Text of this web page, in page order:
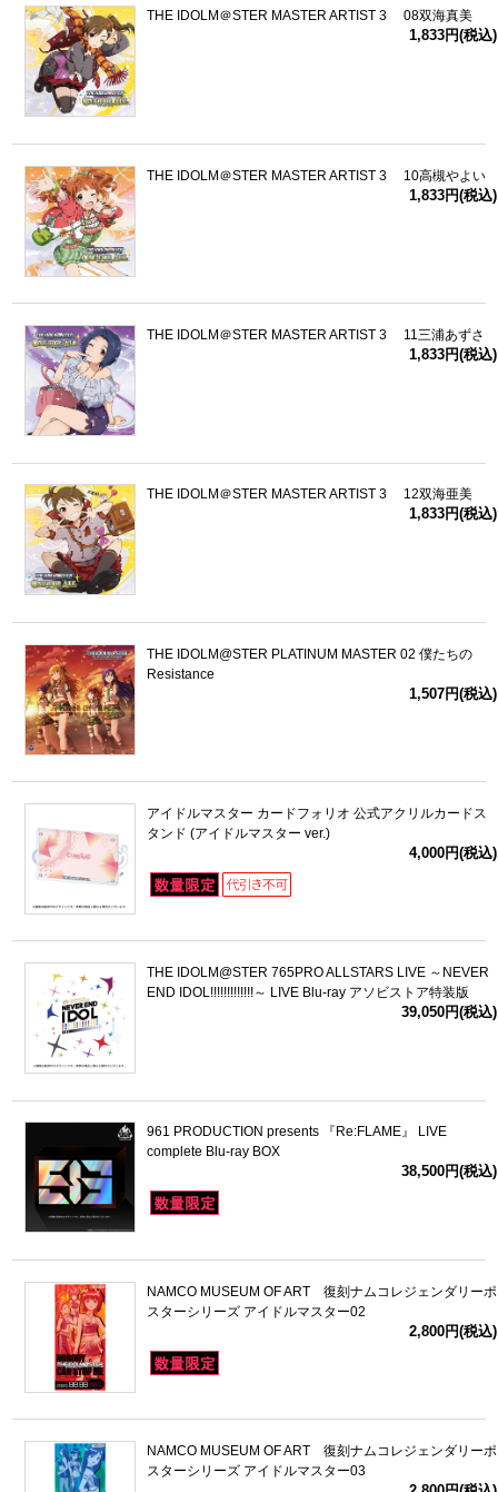
THE IDOLM＠STER MASTER ARTIST 3 08双海真美
1,833円(税込)
THE IDOLM＠STER MASTER ARTIST 3 10高槻やよい
1,833円(税込)
THE IDOLM＠STER MASTER ARTIST 3 11三浦あずさ
1,833円(税込)
THE IDOLM＠STER MASTER ARTIST 3 12双海亜美
1,833円(税込)
THE IDOLM@STER PLATINUM MASTER 02 僕たちの
Resistance
1,507円(税込)
アイドルマスター カードフォリオ 公式アクリルカードス
タンド (アイドルマスター ver.)
4,000円(税込)
THE IDOLM@STER 765PRO ALLSTARS LIVE ～NEVER
END IDOL!!!!!!!!!!!!!～ LIVE Blu-ray アソビストア特装版
39,050円(税込)
961 PRODUCTION presents 『Re:FLAME』 LIVE
complete Blu-ray BOX
38,500円(税込)
NAMCO MUSEUM OF ART 復刻ナムコレジェンダリーポ
スターシリーズ アイドルマスター02
2,800円(税込)
NAMCO MUSEUM OF ART 復刻ナムコレジェンダリーポ
スターシリーズ アイドルマスター03